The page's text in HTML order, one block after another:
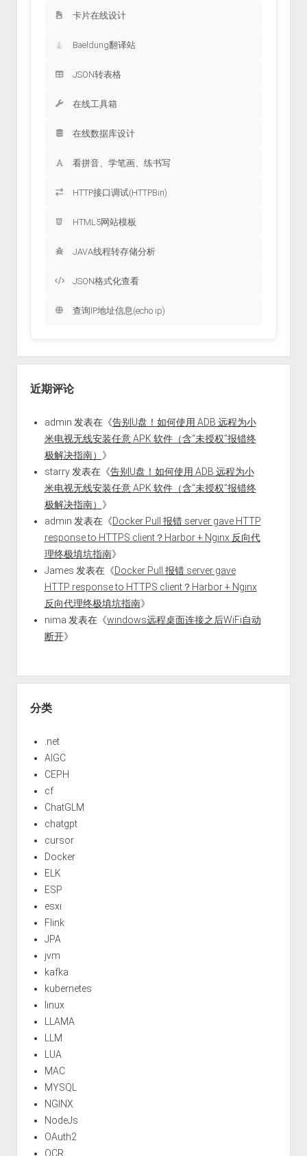
卡片在线设计
Baeldung翻译站
JSON转表格
在线工具箱
在线数据库设计
看拼音、学笔画、练书写
HTTP接口调试(HTTPBin)
HTML5网站模板
JAVA线程转存储分析
JSON格式化查看
查询IP地址信息(echo ip)
近期评论
admin 发表在《告别U盘！如何使用 ADB 远程为小
米电视无线安装任意 APK 软件（含“未授权”报错终
极解决指南） 》
starry发表在《告别U盘！如何使用 ADB 远程为小
米电视无线安装任意 APK 软件（含“未授权”报错终
极解决指南） 》
admin 发表在《Docker Pull 报错 server gave HTTP
response to HTTPS client？Harbor + Nginx 反向代
理终极填坑指南》
James 发表在《Docker Pull 报错 server gave
HTTP response to HTTPS client？Harbor + Nginx
反向代理终极填坑指南》
nima 发表在《windows远程桌面连接之后WiFi自动
断开》
分类
.net
AIGC
CEPH
cf
ChatGLM
chatgpt
cursor
Docker
ELK
ESP
esxi
Flink
JPA
jvm
kafka
kubernetes
linux
LLAMA
LLM
LUA
MAC
MYSQL
NGINX
NodeJs
OAuth2
OCR